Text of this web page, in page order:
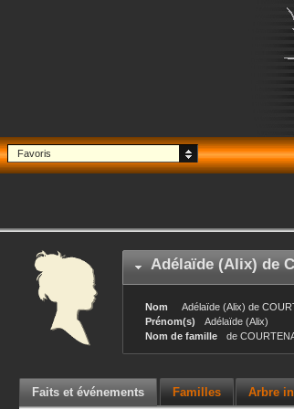
Favoris
Adélaïde (Alix) de
Nom Adélaïde (Alix) de
Prénom(s)
Adélaïde (Alix)
Nom de famille
de
Faits et événements Familles Arbre